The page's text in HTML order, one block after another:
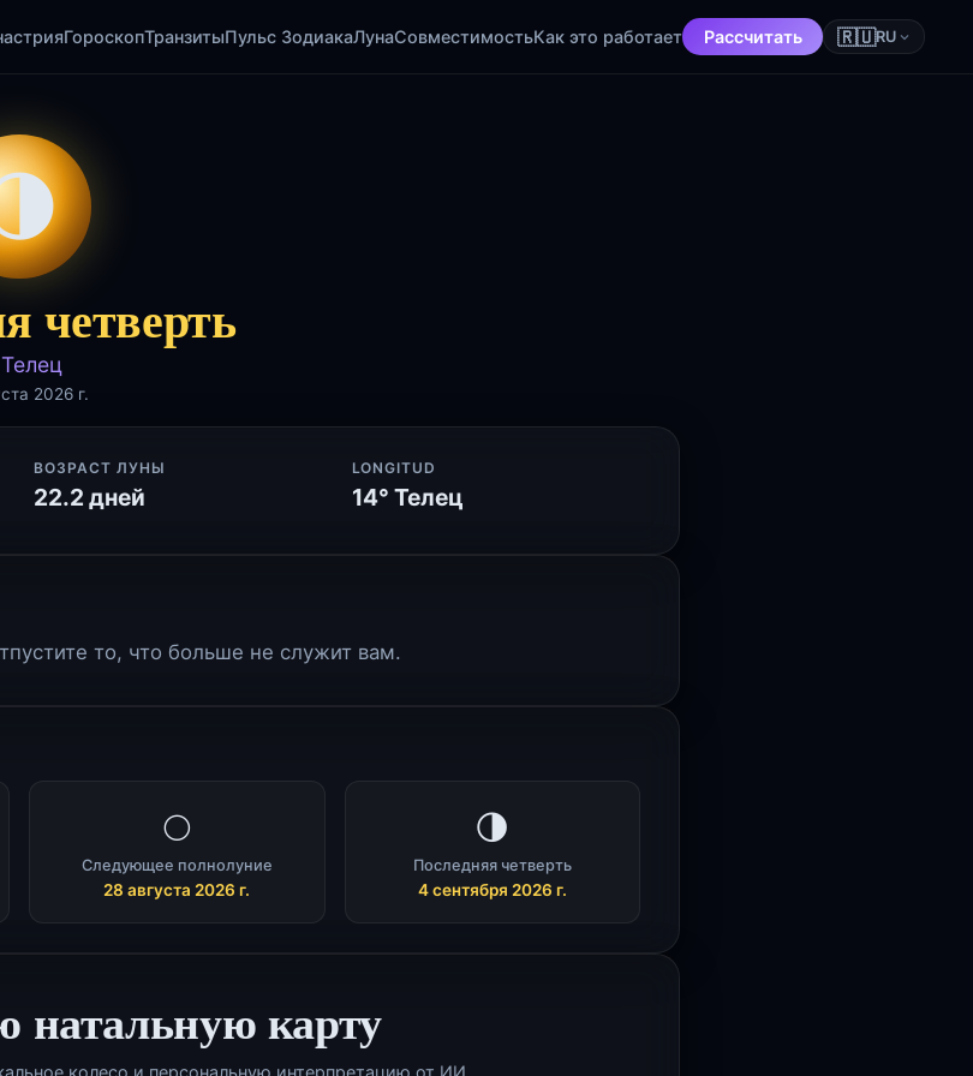
ГороскопТранзитыПульс ЗодиакаЛунаСовместимостьКак это работает Рассчитать 🇷🇺RU
четверть
2026 г.
ВОЗРАСТ ЛУНЫ
22.2 дней
LONGITUD
14° Телец
то, что больше не служит вам.
🌕
Следующее полнолуние
28 августа 2026 г.
🌗
Последняя четверть
4 сентября 2026 г.
натальную карту
колесо и персональную интерпретацию от ИИ.